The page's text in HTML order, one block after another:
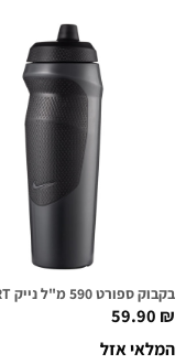
בקבוק ספורט 590 מ"ל נייק NIKE HYPERSPORT שחור/אפור כהה
59.90₪
המלאי אזל